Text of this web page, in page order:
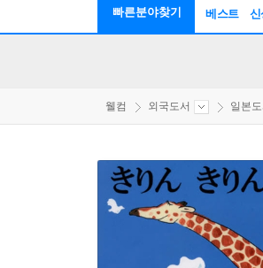
빠른분야찾기 베스트 신
웰컴 외국도서 일본도